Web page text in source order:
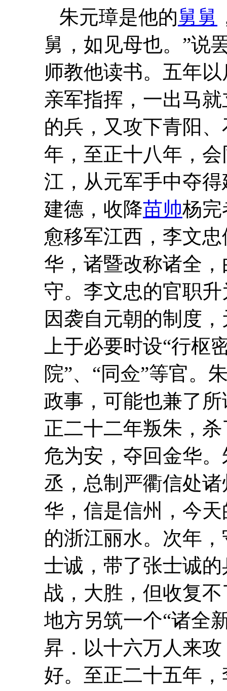
朱元璋是他的舅舅
舅，如见母也。”说
师教他读书。五年
亲军指挥，一出马
的兵，又攻下青阳
年，至正十八年，会
江，从元军手中夺
建德，收降苗帅杨完
愈移军江西，李文
华，诸暨改称诸全
守。李文忠的官职
因袭自元朝的制度
上于必要时设“行枢
院”、“同佥”等官。
政事，可能也兼了
正二十二年叛朱，
危为安，夺回金华
丞，总制严衢信处
华，信是信州，今天
的浙江丽水。次年
士诚，带了张士诚
战，大胜，但收复
地方另筑一个“诸全
昇．以十六万人来
好。至正二十五年